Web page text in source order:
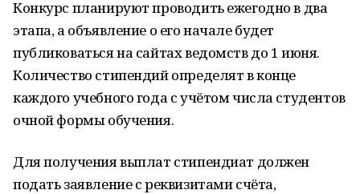
Конкурс планируют проводить ежегодно в два
этапа, а объявление о его начале будет
публиковаться на сайтах ведомств до 1 июня.
Количество стипендий определят в конце
каждого учебного года с учётом числа студентов
очной формы обучения.
Для получения выплат стипендиат должен
подать заявление с реквизитами счёта,